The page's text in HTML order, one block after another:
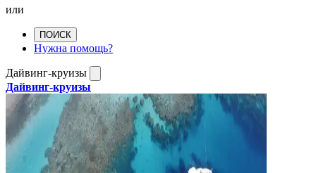
или
ПОИСК
Нужна помощь?
Дайвинг-круизы
Дайвинг-круизы